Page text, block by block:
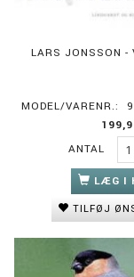
LARS JONSSON -
MODEL/VARENR.:
ANTAL
LÆG I
TILFØJ